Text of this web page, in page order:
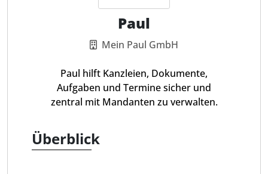
Paul
Mein Paul GmbH
Paul hilft Kanzleien, Dokumente,
Aufgaben und Termine sicher und
zentral mit Mandanten zu verwalten.
Überblick